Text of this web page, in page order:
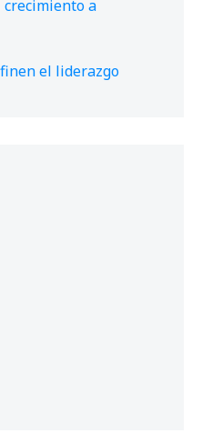
crecimiento a
el liderazgo